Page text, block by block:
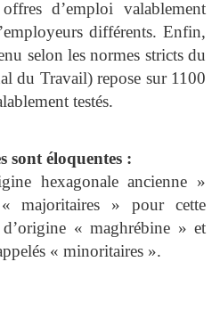
d’emploi valablement
différents. Enfin,
selon les normes stricts du
du Travail) repose sur 1100
testés.
sont éloquentes :
hexagonale ancienne »
majoritaires » pour cette
« maghrébine » et
« minoritaires ».